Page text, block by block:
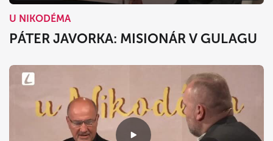
U NIKODÉMA
PÁTER JAVORKA: MISIONÁR V GULAGU